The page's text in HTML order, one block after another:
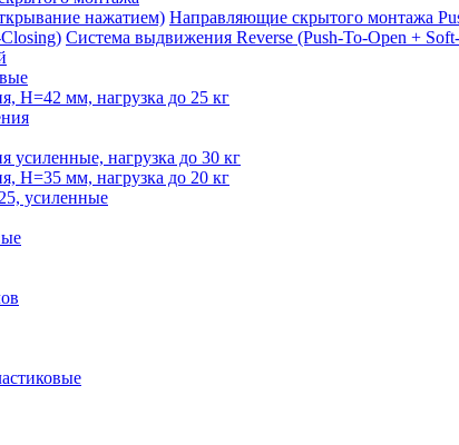
Направляющие скрытого монтажа
Система выдвижения Reverse (Push-To-Open +
H=42 мм, нагрузка до 25 кг
нагрузка до 30 кг
H=35 мм, нагрузка до 20 кг
усиленные